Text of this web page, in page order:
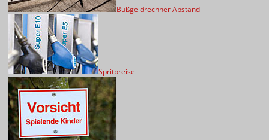
Bußgeldrechner Abstand
Spritpreise